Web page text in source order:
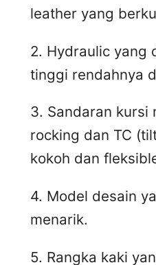
leather yang
2. Hydraulic yang
tinggi rendahnya
3. Sandaran kursi
rocking dan TC
kokoh dan
4. Model desain
menarik.
5. Rangka kaki